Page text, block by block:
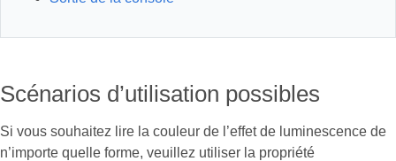
Scénarios d’utilisation possibles
Si vous souhaitez lire la couleur de l’effet de luminescence de
n’importe quelle forme, veuillez utiliser la propriété